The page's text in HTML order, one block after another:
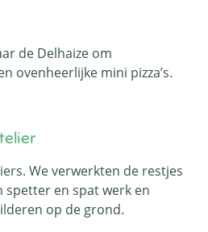
de Delhaize om
ovenheerlijke mini pizza’s.
We verwerkten de restjes
spetter en spat werk en
op de grond.